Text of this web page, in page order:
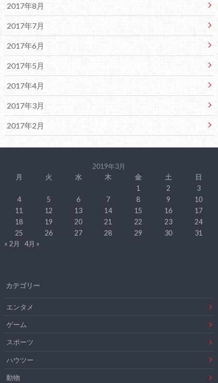
2017年8月
2017年7月
2017年6月
2017年5月
2017年4月
2017年3月
2017年2月
2019年3月
月
火 水 木 金 土
日
1
2
3
4
5 6 7 8 9
10
11
12 13 14 15 16
17
18
19 20 21 22 23
24
25
26 27 28 29 30
31
« 2月
4月 »
カテゴリー
エンタメ
ゲーム
スポーツ
ハウツー
動物